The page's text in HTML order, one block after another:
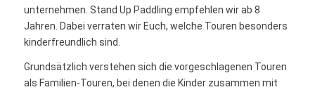
unternehmen. Stand Up Paddling empfehlen wir ab 8
Jahren. Dabei verraten wir Euch, welche Touren besonders
kinderfreundlich sind.
Grundsätzlich verstehen sich die vorgeschlagenen Touren
als Familien-Touren, bei denen die Kinder zusammen mit